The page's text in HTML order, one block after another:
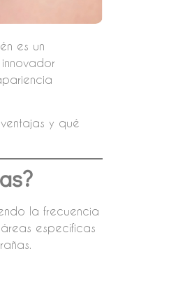
es un
y qué
la frecuencia
específicas